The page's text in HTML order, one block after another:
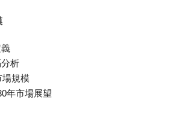
析
場規模
年市場展望